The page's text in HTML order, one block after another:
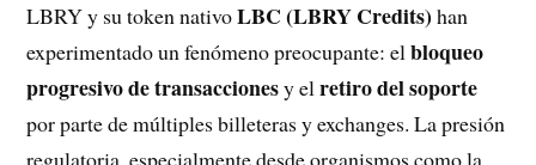
LBRY y su token nativoLBC (LBRY Credits) han
experimentado un fenómeno preocupante: elbloqueo
progresivo de transaccionesy elretiro del soporte
por parte de múltiples billeteras y exchanges. La presión
regulatoria, especialmente desde organismos como la